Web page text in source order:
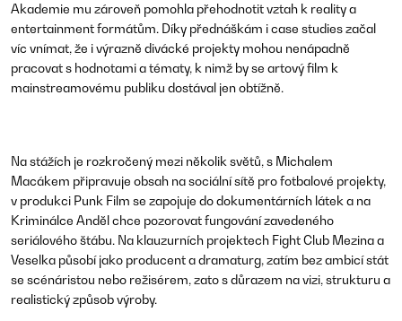
Akademie mu zároveň pomohla přehodnotit vztah k reality a
entertainment formátům. Díky přednáškám i case studies začal
víc vnímat, že i výrazně divácké projekty mohou nenápadně
pracovat s hodnotami a tématy, k nimž by se artový film k
mainstreamovému publiku dostával jen obtížně.
Na stážích je rozkročený mezi několik světů, s Michalem
Macákem připravuje obsah na sociální sítě pro fotbalové projekty,
v produkci Punk Film se zapojuje do dokumentárních látek a na
Kriminálce Andělchce pozorovat fungování zavedeného
seriálového štábu. Na klauzurních projektech Fight Club Mezinaa
Veselka působí jako producent a dramaturg, zatím bez ambicí stát
se scénáristou nebo režisérem, zato s důrazem na vizi, strukturu a
realistický způsob výroby.